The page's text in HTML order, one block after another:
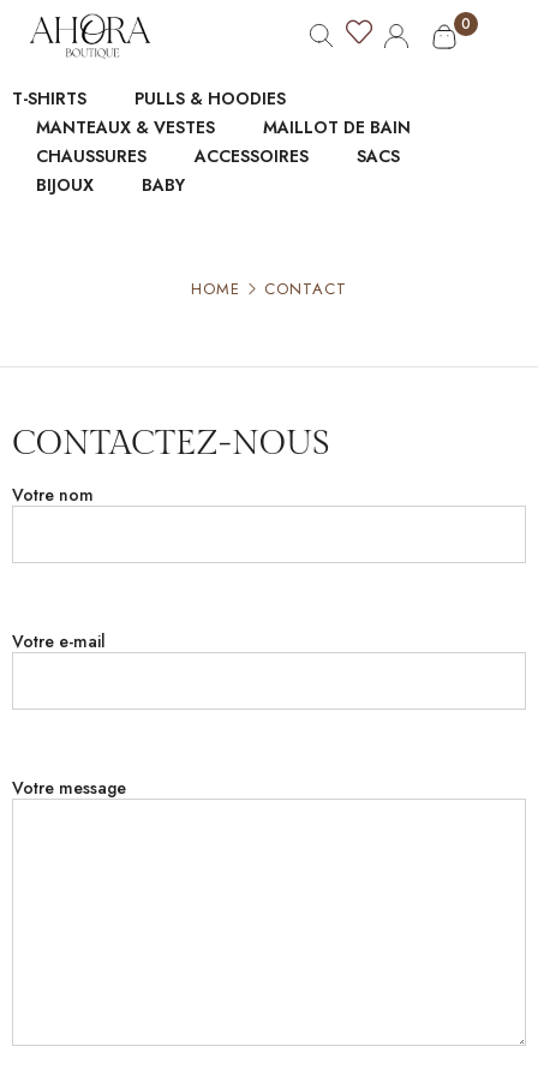
0
T-SHIRTS
PULLS & HOODIES
MANTEAUX & VESTES
MAILLOT DE BAIN
CHAUSSURES
ACCESSOIRES
SACS
BIJOUX
BABY
HOME CONTACT
CONTACTEZ-NOUS
Votre nom
Votre e-mail
Votre message